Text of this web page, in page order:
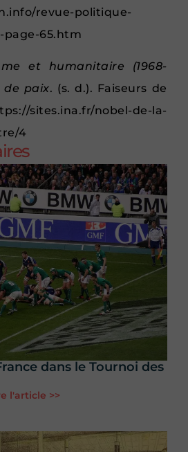
revue-politique-
page-65.htm
et humanitaire (1968-
de paix. (s. d.). Faiseurs de
nobel-de-la-
4
dans le Tournoi des
l'article >>